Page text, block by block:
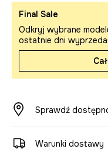
Final Sale
Odkryj wybrane
ostatnie dni
Sprawdź
Warunki dostawy